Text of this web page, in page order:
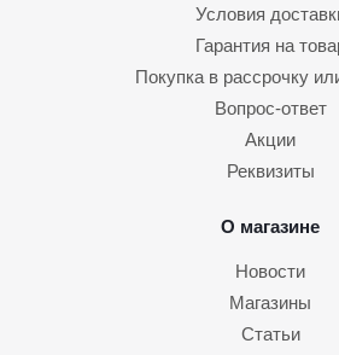
Условия
Гарантия на
Покупка в рассрочку
Вопрос-ответ
Акции
Реквизиты
О магазине
Новости
Магазины
Статьи